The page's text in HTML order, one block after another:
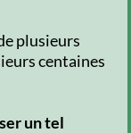
plusieurs
centaines
un tel